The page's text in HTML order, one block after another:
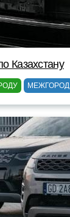
Казахстану
МЕЖГОРОД